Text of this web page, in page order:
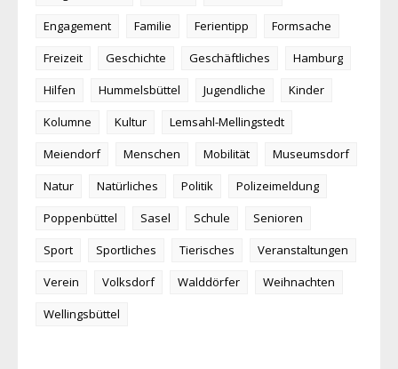
Engagement
Familie Ferientipp
Formsache
Freizeit
Geschichte Geschäftliches
Hamburg
Hilfen
Hummelsbüttel Jugendliche
Kinder
Kolumne
Kultur
Lemsahl-Mellingstedt
Meiendorf
Menschen Mobilität
Museumsdorf
Natur
Natürliches Politik
Polizeimeldung
Poppenbüttel
Sasel Schule
Senioren
Sport
Sportliches Tierisches
Veranstaltungen
Verein
Volksdorf Walddörfer
Weihnachten
Wellingsbüttel